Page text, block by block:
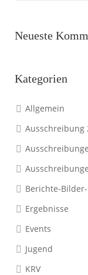
Neueste
Kategorien
Allgemein
Ausschreibung
Berichte-Bilder-
Ergebnisse
Events
Jugend
KRV